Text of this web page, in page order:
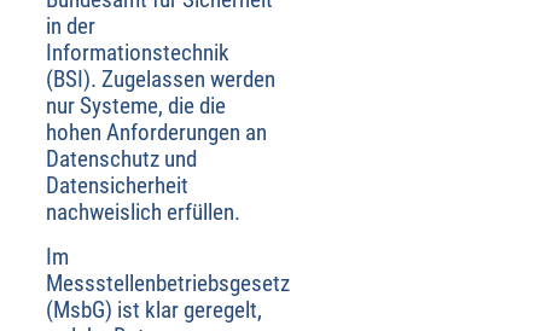
in der
Informationstechnik
(BSI). Zugelassen werden
nur Systeme, die die
hohen Anforderungen an
Datenschutz und
Datensicherheit
nachweislich erfüllen.
Im
Messstellenbetriebsgesetz
(MsbG) ist klar geregelt,